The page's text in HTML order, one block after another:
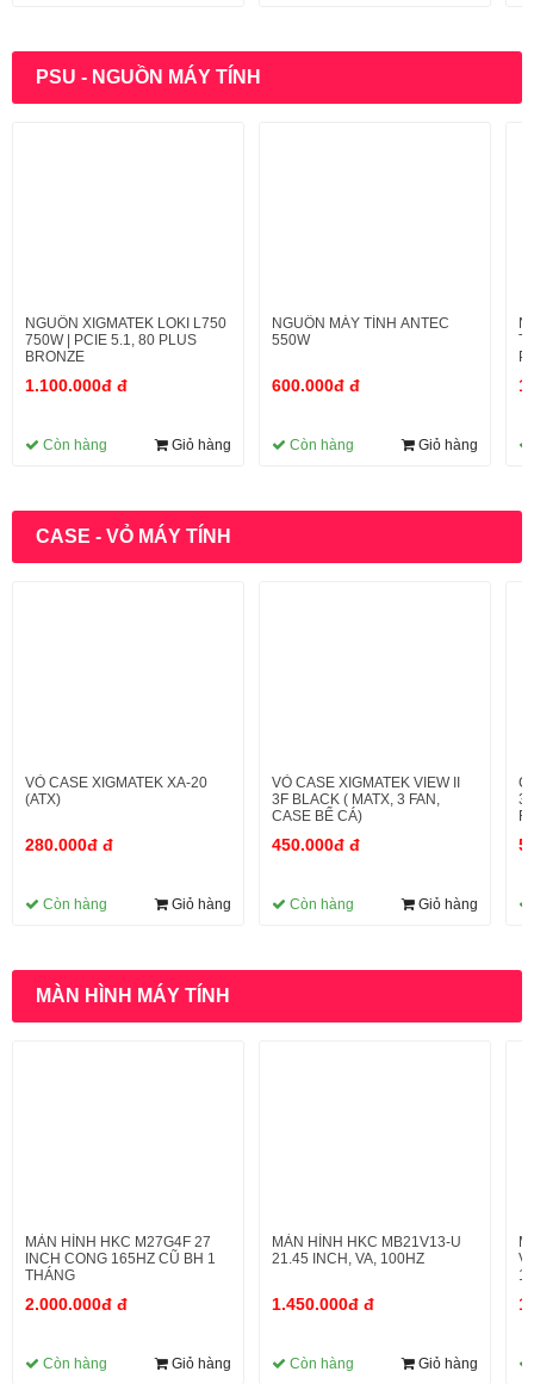
PSU - NGUỒN MÁY TÍNH
NGUỒN XIGMATEK LOKI L750
750W | PCIE 5.1, 80 PLUS
BRONZE
1.100.000đ đ
Còn hàng Giỏ hàng
NGUỒN MÁY TÍNH ANTEC
550W
600.000đ đ
Còn hàng Giỏ hàng
CASE - VỎ MÁY TÍNH
VỎ CASE XIGMATEK XA-20
(ATX)
280.000đ đ
Còn hàng Giỏ hàng
VỎ CASE XIGMATEK VIEW II
3F BLACK ( MATX, 3 FAN,
CASE BỂ CÁ)
450.000đ đ
Còn hàng Giỏ hàng
MÀN HÌNH MÁY TÍNH
MÀN HÌNH HKC M27G4F 27
INCH CONG 165HZ CŨ BH 1
THÁNG
2.000.000đ đ
Còn hàng Giỏ hàng
MÀN HÌNH HKC MB21V13-U
21.45 INCH, VA, 100HZ
1.450.000đ đ
Còn hàng Giỏ hàng